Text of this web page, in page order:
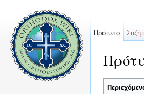
Πρότυπο